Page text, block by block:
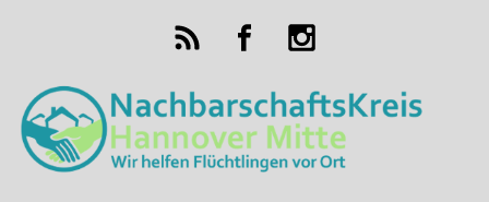
Zum Hauptinhalt springen